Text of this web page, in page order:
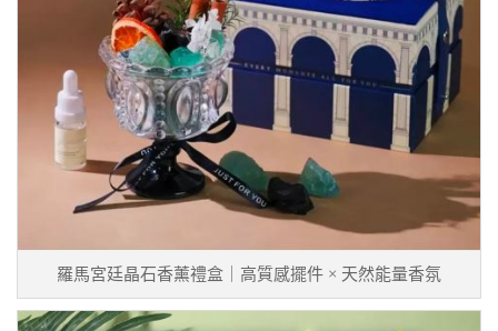
羅馬宮廷晶石香薰禮盒｜高質感擺件 × 天然能量香氛